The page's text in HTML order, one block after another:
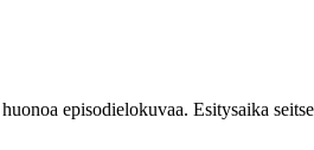
episodielokuvaa. Esitysaika